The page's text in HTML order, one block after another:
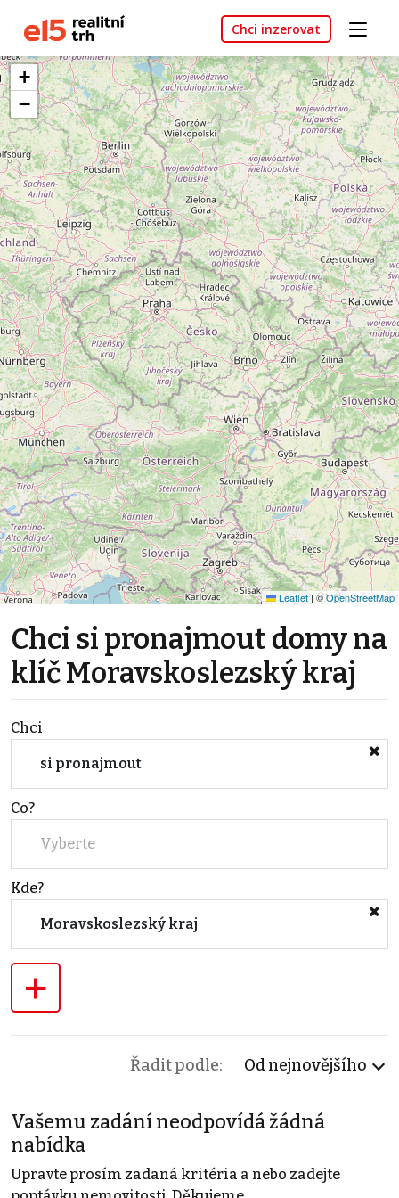
Chci inzerovat
+
−
Leaflet | ©OpenStreetMap
Chci si pronajmout domy na
klíč Moravskoslezský kraj
Chci
si pronajmout
Co?
Vyberte
Kde?
Moravskoslezský kraj
+
Řadit podle: Od nejnovějšího
Vašemu zadání neodpovídá žádná
nabídka
Upravte prosím zadaná kritéria a nebo zadejte